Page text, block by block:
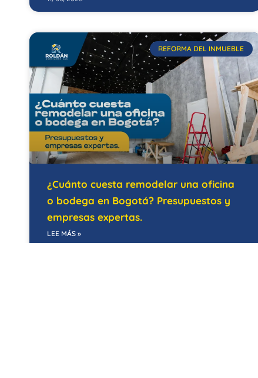
REFORMA DEL INMUEBLE
¿Cuánto cuesta remodelar una oficina
o bodega en Bogotá? Presupuestos y
empresas expertas.
LEE MÁS »